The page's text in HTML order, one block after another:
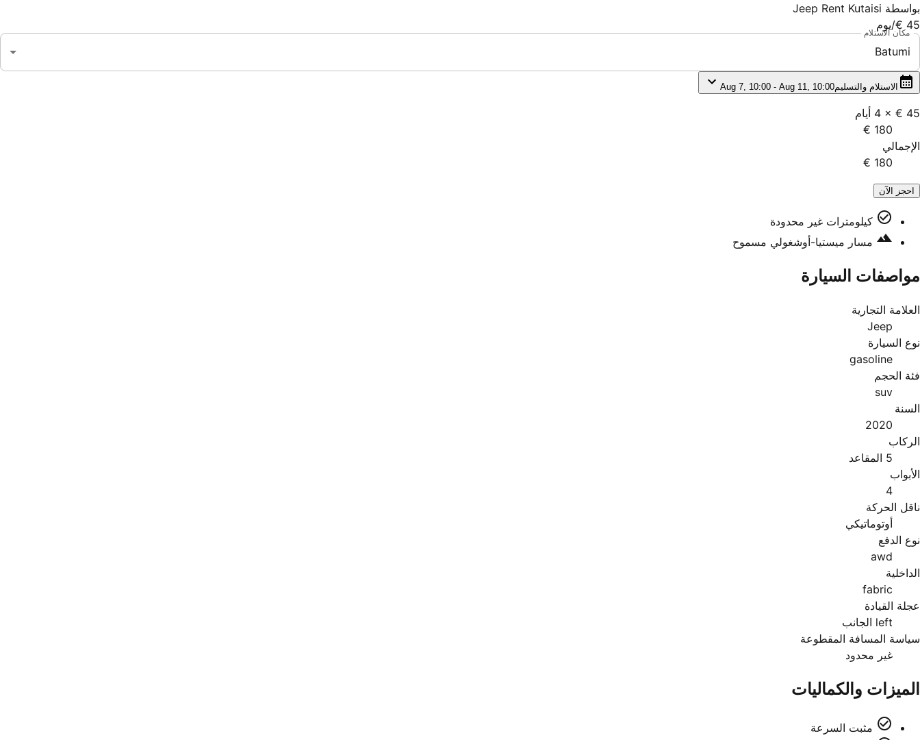
بواسطة Jeep Rent Kutaisi
45 €
/يوم
مكان الاستلام
Batumi
الاستلام والتسليمAug 7, 10:00 - Aug 11, 10:00
45 €
×
4 أيام
180 €
الإجمالي
180 €
احجز الآن
كيلومترات غير محدودة
مسار ميستيا-أوشغولي مسموح
مواصفات السيارة
العلامة التجارية
Jeep
نوع السيارة
gasoline
فئة الحجم
suv
السنة
2020
الركاب
5 المقاعد
الأبواب
4
ناقل الحركة
أوتوماتيكي
نوع الدفع
awd
الداخلية
fabric
عجلة القيادة
left الجانب
سياسة المسافة المقطوعة
غير محدود
الميزات والكماليات
مثبت السرعة